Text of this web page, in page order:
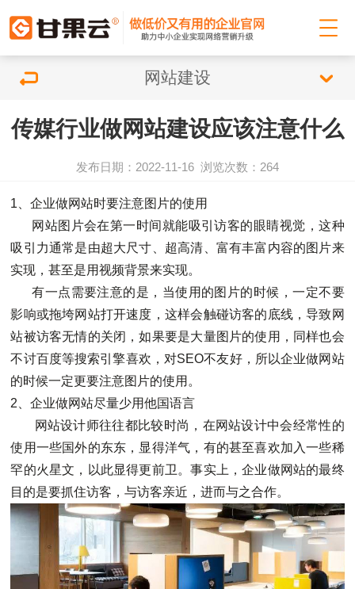
网站建设
传媒行业做网站建设应该注意什么
发布日期：2022-11-16 浏览次数： 264
1、企业做网站时要注意图片的使用
网站图片会在第一时间就能吸引访客的眼睛视觉，这种
吸引力通常是由超大尺寸、超高清、富有丰富内容的图片来
实现，甚至是用视频背景来实现。
有一点需要注意的是，当使用的图片的时候，一定不要
影响或拖垮网站打开速度，这样会触碰访客的底线，导致网
站被访客无情的关闭，如果要是大量图片的使用，同样也会
不讨百度等搜索引擎喜欢，对SEO不友好，所以企业做网站
的时候一定更要注意图片的使用。
2、企业做网站尽量少用他国语言
网站设计师往往都比较时尚，在网站设计中会经常性的
使用一些国外的东东，显得洋气，有的甚至喜欢加入一些稀
罕的火星文，以此显得更前卫。事实上，企业做网站的最终
目的是要抓住访客，与访客亲近，进而与之合作。